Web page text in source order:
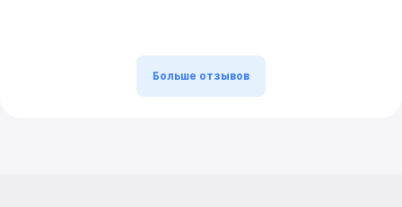
Больше отзывов